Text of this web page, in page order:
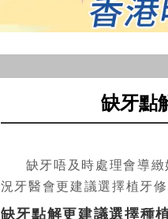
缺牙點
缺牙唔及時處理會導
況牙醫會更建議選擇植牙
缺牙點解更建議選擇種